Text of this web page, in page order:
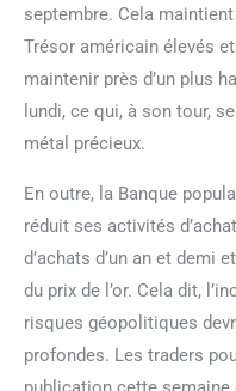
septembre. Cela
Trésor américain élevés
maintenir près d’un plus
lundi, ce qui, à son tour,
métal précieux.
En outre, la Banque
réduit ses activités
d’achats d’un an et demi
du prix de l’or. Cela dit,
risques géopolitiques
profondes. Les traders